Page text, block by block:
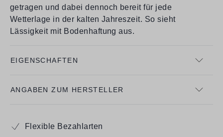
getragen und dabei dennoch bereit für jede
Wetterlage in der kalten Jahreszeit. So sieht
Lässigkeit mit Bodenhaftung aus.
EIGENSCHAFTEN
ANGABEN ZUM HERSTELLER
Flexible Bezahlarten